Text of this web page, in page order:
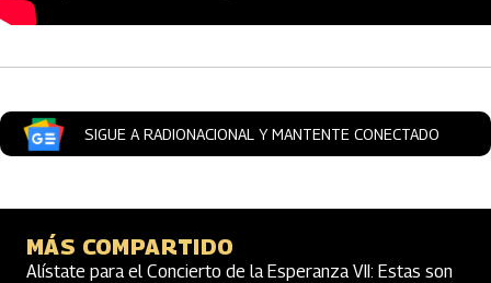
Artículos Player
SIGUE A RADIONACIONAL Y MANTENTE CONECTADO
MÁS COMPARTIDO
Alístate para el Concierto de la Esperanza VII: Estas son